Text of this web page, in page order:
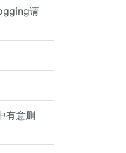
请
有意删
--dport 3306 -s 1.2.3.4